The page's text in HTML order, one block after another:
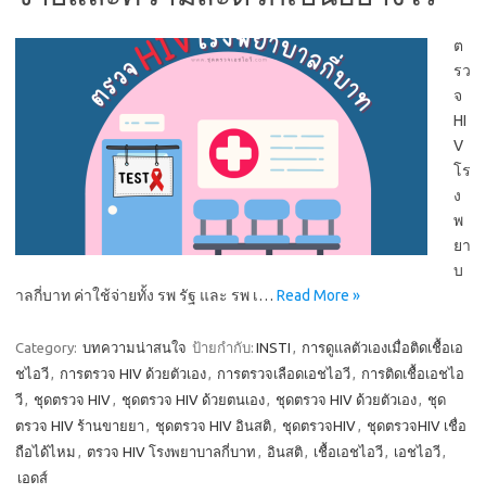
ต
รว
จ
HI
V
โร
ง
พ
ยา
บ
าลกี่บาท ค่าใช้จ่ายทั้ง รพ รัฐ และ รพ เ… Read More »
Category: บทความน่าสนใจ ป้ายกำกับ: INSTI , การดูแลตัวเองเมื่อติดเชื้อเอ
ชไอวี, การตรวจ HIV ด้วยตัวเอง, การตรวจเลือดเอชไอวี, การติดเชื้อเอชไอ
วี, ชุดตรวจ HIV, ชุดตรวจ HIV ด้วยตนเอง, ชุดตรวจ HIV ด้วยตัวเอง, ชุด
ตรวจ HIV ร้านขายยา , ชุดตรวจ HIV อินสติ, ชุดตรวจHIV, ชุดตรวจHIV เชื่อ
ถือได้ไหม , ตรวจ HIV โรงพยาบาลกี่บาท , อินสติ, เชื้อเอชไอวี, เอชไอวี,
เอดส์